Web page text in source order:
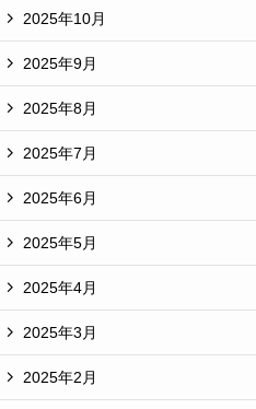
2025年10月
2025年9月
2025年8月
2025年7月
2025年6月
2025年5月
2025年4月
2025年3月
2025年2月